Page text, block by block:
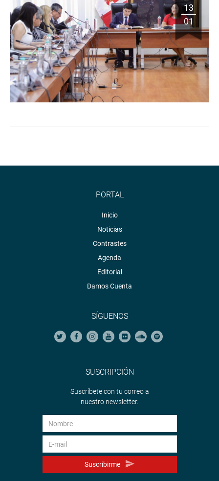
13
01
PORTAL
Inicio
Noticias
Contrastes
Agenda
Editorial
Damos Cuenta
SÍGUENOS
SUSCRIPCIÓN
Suscríbete con tu correo a
nuestro newsletter.
Suscribirme